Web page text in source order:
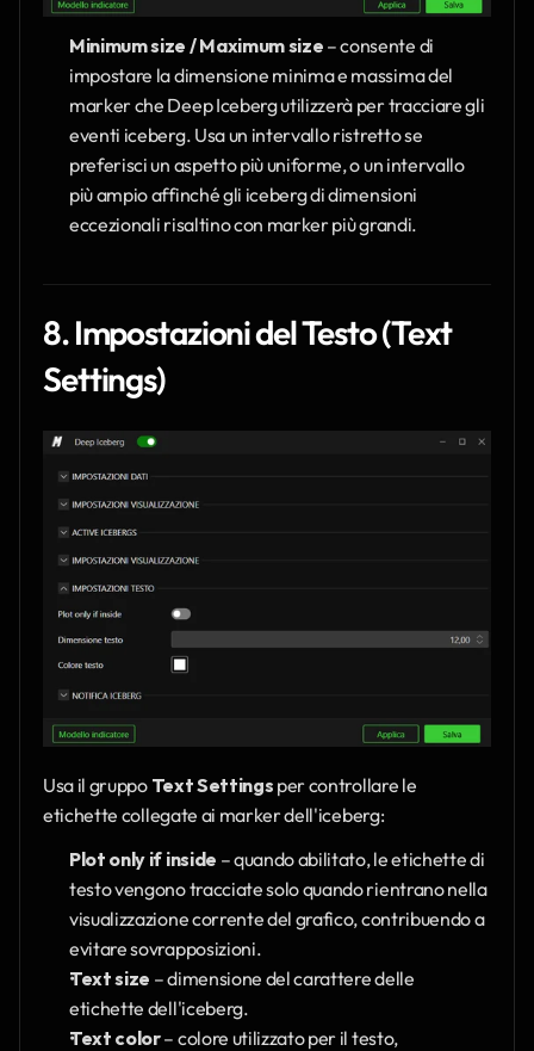
Minimum size / Maximum size – consente di
impostare la dimensione minima e massima del
marker che Deep Iceberg utilizzerà per tracciare gli
eventi iceberg. Usa un intervallo ristretto se
preferisci un aspetto più uniforme, o un intervallo
più ampio affinché gli iceberg di dimensioni
eccezionali risaltino con marker più grandi.
8. Impostazioni del Testo (Text
Settings)
Usa il gruppo Text Settings per controllare le
etichette collegate ai marker dell'iceberg:
Plot only if inside – quando abilitato, le etichette di
testo vengono tracciate solo quando rientrano nella
visualizzazione corrente del grafico, contribuendo a
evitare sovrapposizioni.
Text size – dimensione del carattere delle
etichette dell'iceberg.
Text color – colore utilizzato per il testo,